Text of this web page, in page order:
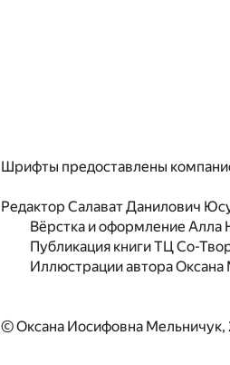
Шрифты предоставлены
Редактор Салават Данилович
Вёрстка и оформление Алла
Публикация книгиТЦ Со-
Иллюстрации автораОксана
© Оксана Иосифовна Мельничук,